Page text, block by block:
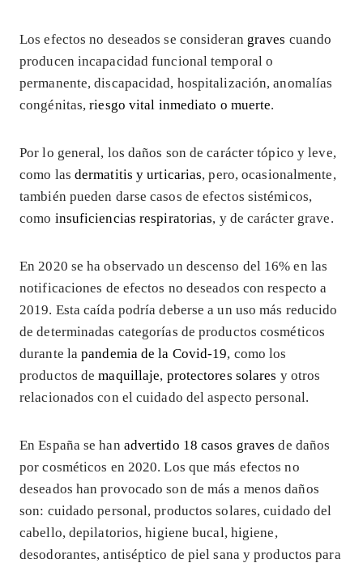
Los efectos no deseados se consideran graves cuando
producen incapacidad funcional temporal o
permanente, discapacidad, hospitalización, anomalías
congénitas,riesgo vital inmediato o muerte.
Por lo general, los daños son de carácter tópico y leve,
como las dermatitis y urticarias, pero, ocasionalmente,
también pueden darse casos de efectos sistémicos,
como insuficiencias respiratorias, y de carácter grave.
En 2020 se ha observado un descenso del 16% en las
notificaciones de efectos no deseados con respecto a
2019. Esta caída podría deberse a un uso más reducido
de determinadas categorías de productos cosméticos
durante lapandemia de la Covid-19, como los
productos demaquillaje, protectores solares y otros
relacionados con el cuidado del aspecto personal.
En España se han advertido 18 casos graves de daños
por cosméticos en 2020. Los que más efectos no
deseados han provocado son de más a menos daños
son: cuidado personal, productos solares, cuidado del
cabello, depilatorios, higiene bucal, higiene,
desodorantes, antiséptico de piel sana y productos para